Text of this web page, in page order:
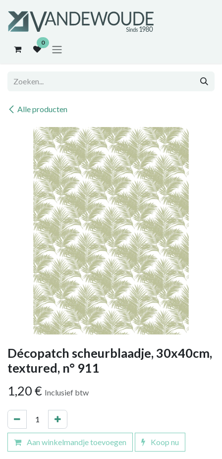
0
Alle producten
Décopatch scheurblaadje, 30x40cm,
textured, n° 911
1,20 € Inclusief btw
Aan winkelmandje toevoegen Koop nu